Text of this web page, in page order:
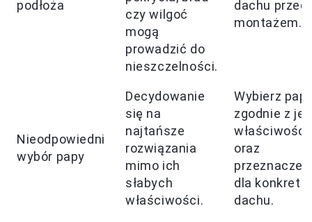
podłoża
czy wilgoć
mogą
prowadzić do
nieszczelności.
dachu przed
montażem.
Nieodpowiedni
wybór papy
Decydowanie
się na
najtańsze
rozwiązania
mimo ich
słabych
właściwości.
Wybierz
zgodnie z jej
oraz
dla
dachu.